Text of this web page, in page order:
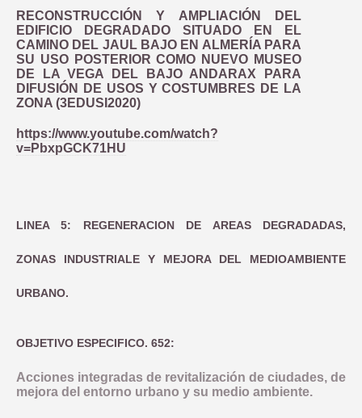
RECONSTRUCCIÓN Y AMPLIACIÓN DEL
EDIFICIO DEGRADADO SITUADO EN EL
CAMINO DEL JAUL BAJO EN ALMERÍA PARA
SU USO POSTERIOR COMO NUEVO MUSEO
DE LA VEGA DEL BAJO ANDARAX PARA
DIFUSIÓN DE USOS Y COSTUMBRES DE LA
ZONA (3EDUSI2020)
https://www.youtube.com/watch?
v=PbxpGCK71HU
LINEA 5: REGENERACION DE AREAS DEGRADADAS,
ZONAS INDUSTRIALE Y MEJORA DEL MEDIOAMBIENTE
URBANO.
OBJETIVO ESPECIFICO. 652:
Acciones integradas de revitalización de ciudades, de
mejora del entorno urbano y su medio ambiente.